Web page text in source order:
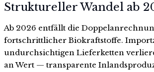
Struktureller Wandel ab
Ab 2026 entfällt die
fortschrittlicher Biokraftstoffe.
undurchsichtigen Lieferketten
an Wert — transparente